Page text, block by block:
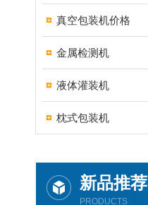
真空包装机价格
金属检测机
液体灌装机
枕式包装机
新品推荐
PRODUCTS